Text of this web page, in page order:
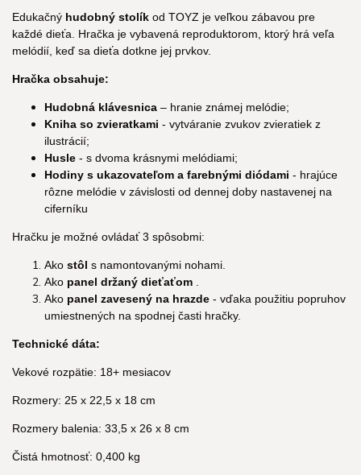
Edukačný hudobný stolík od TOYZ je veľkou zábavou pre
každé dieťa. Hračka je vybavená reproduktorom, ktorý hrá veľa
melódií, keď sa dieťa dotkne jej prvkov.
Hračka obsahuje:
Hudobná klávesnica – hranie známej melódie;
Kniha so zvieratkami - vytváranie zvukov zvieratiek z
ilustrácií;
Husle - s dvoma krásnymi melódiami;
Hodiny s ukazovateľom a farebnými diódami - hrajúce
rôzne melódie v závislosti od dennej doby nastavenej na
ciferníku
Hračku je možné ovládať 3 spôsobmi:
Ako stôl s namontovanými nohami.
Ako panel držaný dieťaťom
Ako panel zavesený na hrazde - vďaka použitiu popruhov
umiestnených na spodnej časti hračky.
Technické dáta:
Vekové rozpätie: 18+ mesiacov
Rozmery: 25 x 22,5 x 18 cm
Rozmery balenia: 33,5 x 26 x 8 cm
Čistá hmotnosť: 0,400 kg